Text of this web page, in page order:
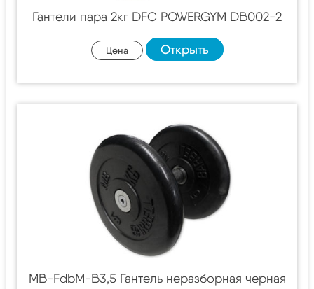
Гантели пара 2кг DFC POWERGYM DB002-2
Цена Открыть
MB-FdbM-B3,5 Гантель неразборная черная